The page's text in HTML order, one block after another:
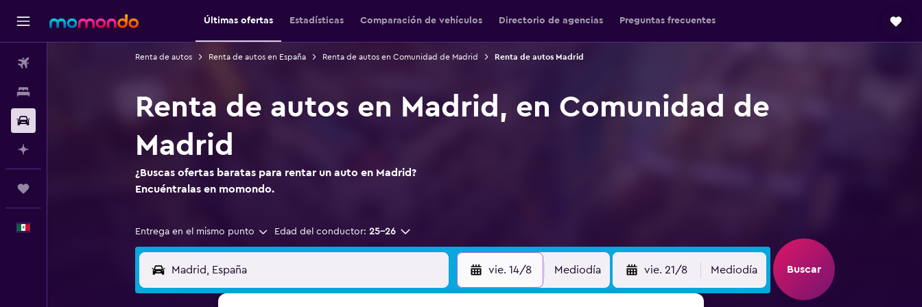
Últimas ofertas Estadísticas Comparación de vehículos Directorio de agencias Preguntas frecuentes
Renta de autos Renta de autos en España Renta de autos en Comunidad de Madrid Renta de autos Madrid
Renta de autos en Madrid, en Comunidad de
Madrid
¿Buscas ofertas baratas para rentar un auto en Madrid?
Encuéntralas en momondo.
Entrega en el mismo punto Edad del conductor: 25-26
vie. 14/8 Mediodía vie. 21/8 Mediodía Buscar